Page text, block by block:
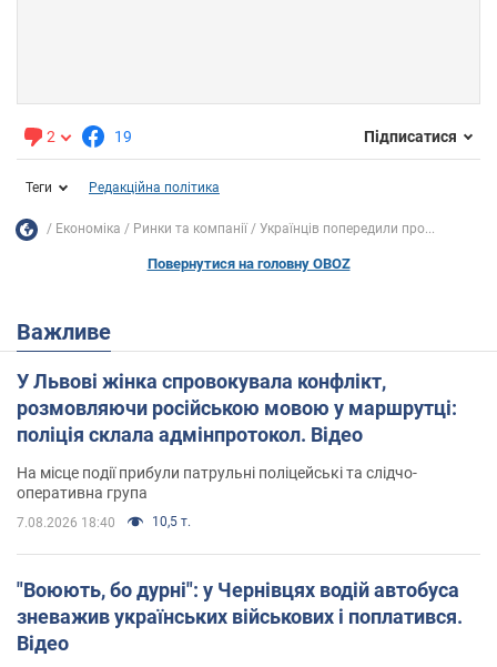
2 19 Підписатися
Теги Редакційна політика
Економіка Ринки та компанії Українців попередили про...
Повернутися на головну OBOZ
Важливе
У Львові жінка спровокувала конфлікт,
розмовляючи російською мовою у маршрутці:
поліція склала адмінпротокол. Відео
На місце події прибули патрульні поліцейські та слідчо-
оперативна група
7.08.2026 18:40 10,5 т.
"Воюють, бо дурні": у Чернівцях водій автобуса
зневажив українських військових і поплатився.
Відео